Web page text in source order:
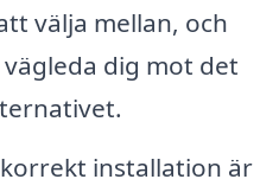
välja mellan, och
dig mot det
korrekt installation är